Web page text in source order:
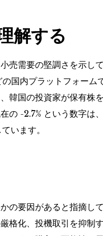
解する
売需要の堅調さを示し
内プラットフォーム
韓国の投資家が保有株
の -2.7% という数字
います。
の要因があると指摘し
格化、投機取引を抑制